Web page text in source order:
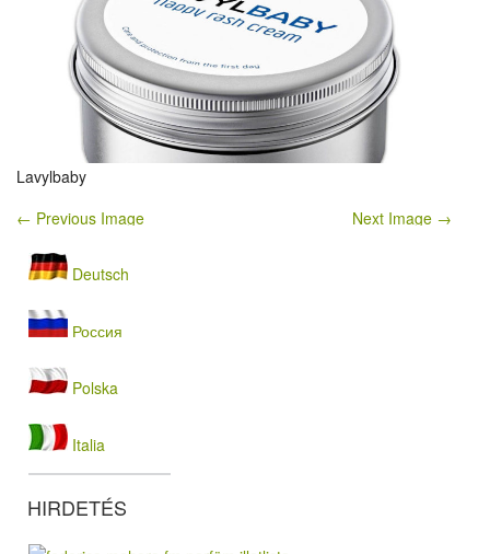
Lavylbaby
← Previous Image
Next Image →
Deutsch
Россия
Polska
Italia
HIRDETÉS